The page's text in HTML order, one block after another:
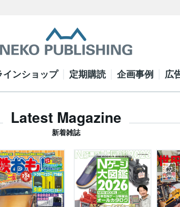
インショップ 定期購読 企画事例 広
Latest Magazine
新着雑誌